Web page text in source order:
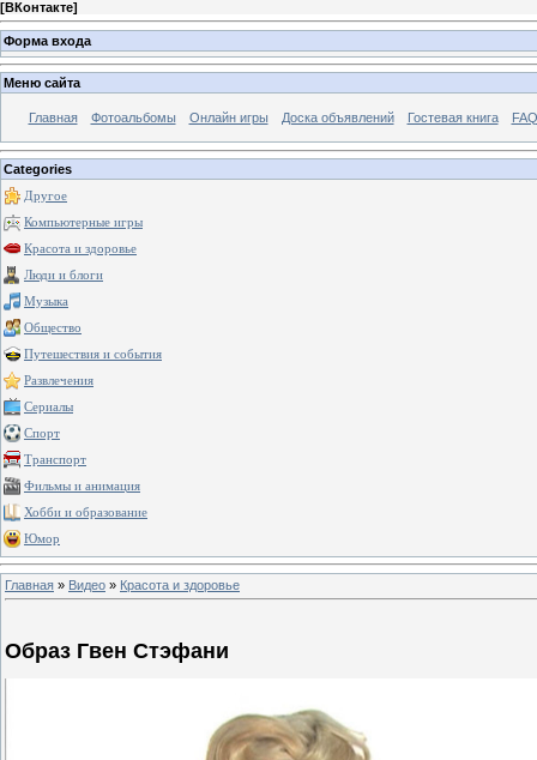
[ВКонтакте]
Форма входа
Меню сайта
Главная Фотоальбомы Онлайн игры Доска объявлений Гостевая книга
Categories
Другое
Компьютерные игры
Красота и здоровье
Люди и блоги
Музыка
Общество
Путешествия и события
Развлечения
Сериалы
Спорт
Транспорт
Фильмы и анимация
Хобби и образование
Юмор
Главная » Видео » Красота и здоровье
Образ Гвен Стэфани